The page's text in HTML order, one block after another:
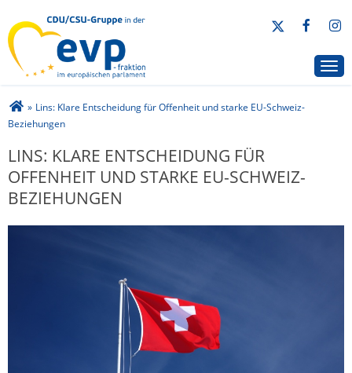
Sie sind hier
» Lins: Klare Entscheidung für Offenheit und starke EU-Schweiz-
Beziehungen
LINS: KLARE ENTSCHEIDUNG FÜR
OFFENHEIT UND STARKE EU-SCHWEIZ-
BEZIEHUNGEN